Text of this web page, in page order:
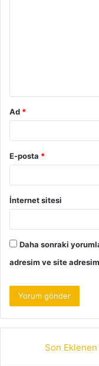
Ad *
E-posta *
İnternet sitesi
Daha sonraki
adresim ve site
Son Eklenen